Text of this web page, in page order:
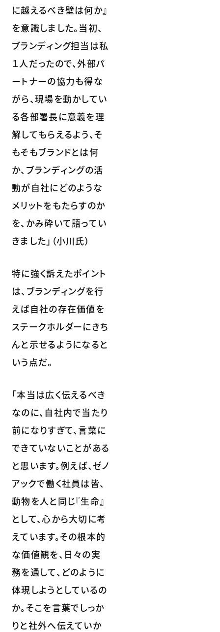
に越えるべき壁は何か』
を意識しました。当初、
ブランディング担当は私
１人だったので、外部パ
ートナーの協力も得な
がら、現場を動かしてい
る各部署長に意義を理
解してもらえるよう、そ
もそもブランドとは何
か、ブランディングの活
動が自社にどのような
メリットをもたらすのか
を、かみ砕いて語ってい
きました」（小川氏）
特に強く訴えたポイント
は、ブランディングを行
えば自社の存在価値を
ステークホルダーにきち
んと示せるようになると
いう点だ。
「本当は広く伝えるべき
なのに、自社内で当たり
前になりすぎて、言葉に
できていないことがある
と思います。例えば、ゼノ
アックで働く社員は皆、
動物を人と同じ『生命』
として、心から大切に考
えています。その根本的
な価値観を、日々の実
務を通して、どのように
体現しようとしているの
か。そこを言葉でしっか
りと社外へ伝えていか